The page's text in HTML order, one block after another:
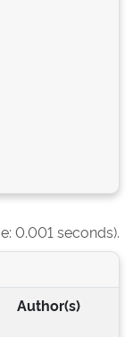
0.001 seconds).
Author(s)